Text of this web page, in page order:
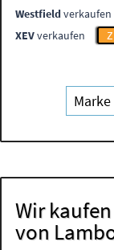
Westfieldverkaufen
XEVverkaufen Z
Wir
von